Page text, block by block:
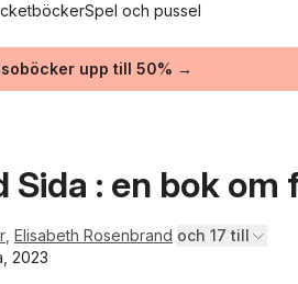
Spel och pussel
upp till 50% →
Sida : en bok
Elisabeth Rosenbrand och 17 till
2023